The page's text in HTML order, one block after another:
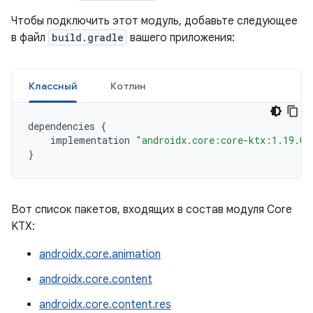
Чтобы подключить этот модуль, добавьте следующее
в файл build.gradle вашего приложения:
Классный Котлин
dependencies {
implementation "androidx.core:core-ktx:1.19.0"
}
Вот список пакетов, входящих в состав модуля Core
KTX:
androidx.core.animation
androidx.core.content
androidx.core.content.res